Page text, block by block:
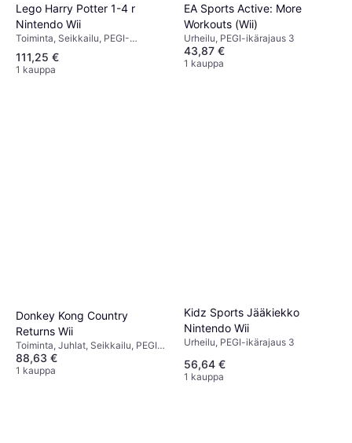
Lego Harry Potter 1-4 r
Nintendo Wii
Toiminta, Seikkailu, PEGI-
ikärajaus 7
111,25 €
1 kauppa
EA Sports Active: More
Workouts (Wii)
Urheilu, PEGI-ikärajaus 3
43,87 €
1 kauppa
Donkey Kong Country
Returns Wii
Toiminta, Juhlat, Seikkailu, PEGI-
ikärajaus 3
88,63 €
1 kauppa
Kidz Sports Jääkiekko
Nintendo Wii
Urheilu, PEGI-ikärajaus 3
56,64 €
1 kauppa